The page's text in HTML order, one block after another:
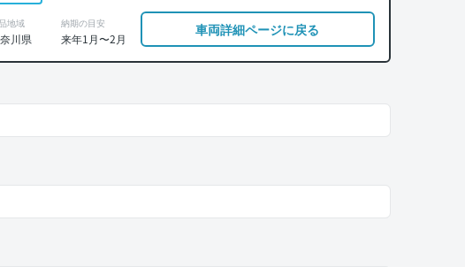
地域
川県
納期の目安
来年1月〜2月
車両詳細ページに戻る